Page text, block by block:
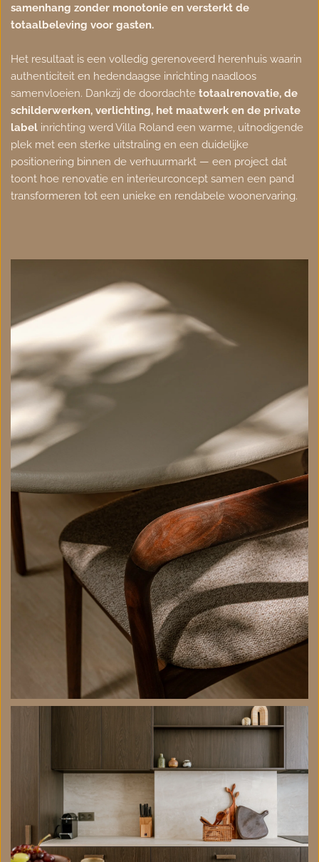
samenhang zonder monotonie en versterkt de
totaalbeleving voor gasten.
Het resultaat is een volledig gerenoveerd herenhuis waarin
authenticiteit en hedendaagse inrichting naadloos
samenvloeien. Dankzij de doordachte totaalrenovatie, de
schilderwerken, verlichting, het maatwerk en de private
label inrichting werd Villa Roland een warme, uitnodigende
plek met een sterke uitstraling en een duidelijke
positionering binnen de verhuurmarkt — een project dat
toont hoe renovatie en interieurconcept samen een pand
transformeren tot een unieke en rendabele woonervaring.